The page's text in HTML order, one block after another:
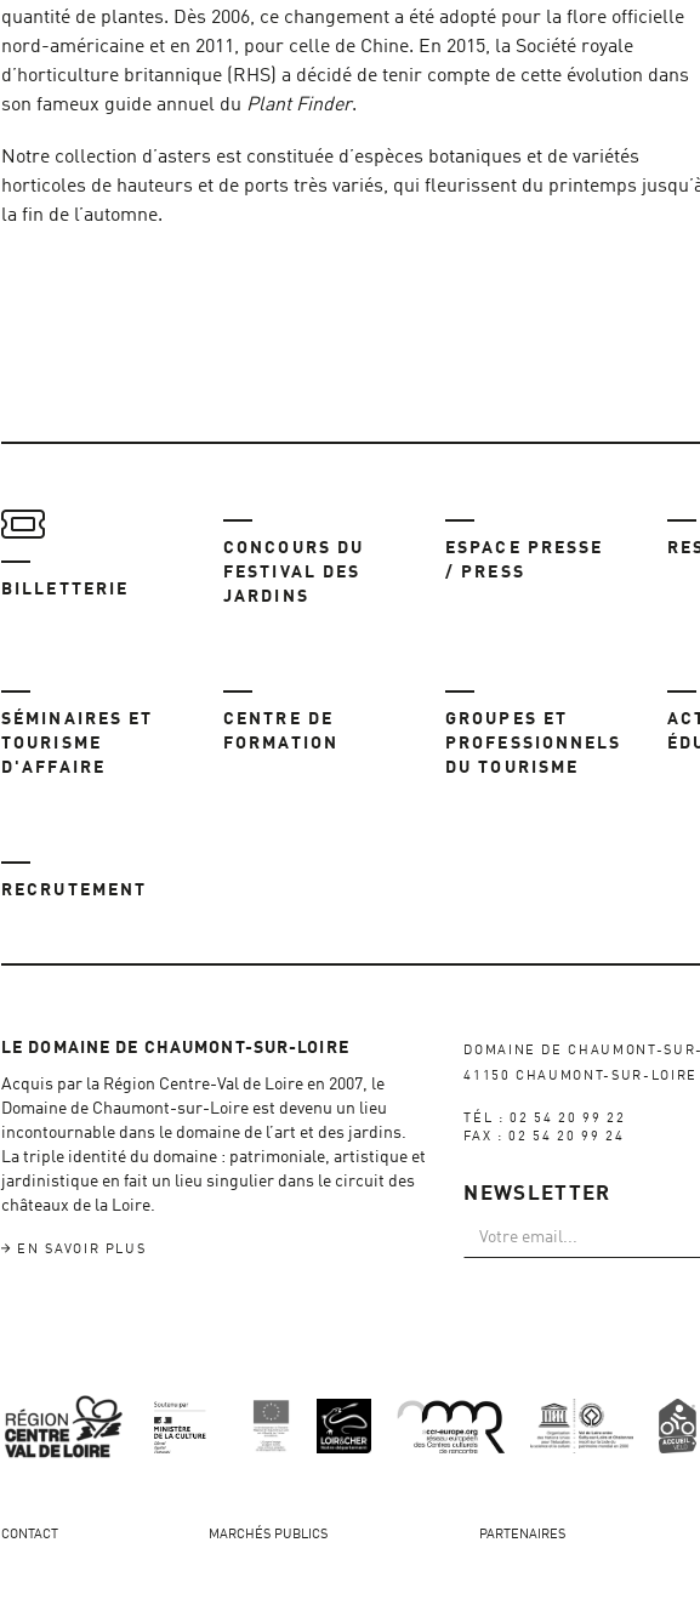
quantité de plantes. Dès 2006, ce changement a été adopté pour la flore officielle
nord-américaine et en 2011, pour celle de Chine. En 2015, la Société royale
d’horticulture britannique (RHS) a décidé de tenir compte de cette évolution dans
son fameux guide annuel du Plant Finder.
Notre collection d’asters est constituée d’espèces botaniques et de variétés
horticoles de hauteurs et de ports très variés, qui fleurissent du printemps
la fin de l’automne.
BILLETTERIE
CONCOURS DU
FESTIVAL DES
JARDINS
ESPACE PRESSE
/ PRESS
SÉMINAIRES ET
TOURISME
D'AFFAIRE
CENTRE DE
FORMATION
GROUPES ET
PROFESSIONNELS
DU TOURISME
RECRUTEMENT
LE DOMAINE DE CHAUMONT-SUR-LOIRE
Acquis par la Région Centre-Val de Loire en 2007, le
Domaine de Chaumont-sur-Loire est devenu un lieu
incontournable dans le domaine de l’art et des jardins.
La triple identité du domaine : patrimoniale, artistique et
jardinistique en fait un lieu singulier dans le circuit des
châteaux de la Loire.
EN SAVOIR PLUS
DOMAINE DE CHAUMONT-
41150 CHAUMONT-SUR-LOIRE
TÉL : 02 54 20 99 22
FAX : 02 54 20 99 24
NEWSLETTER
CONTACT MARCHÉS PUBLICS PARTENAIRES